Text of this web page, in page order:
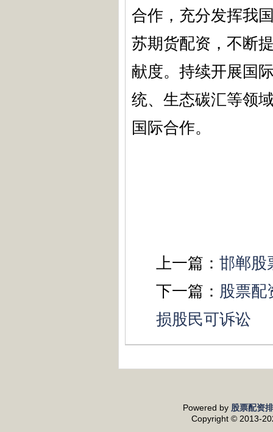
合作，充分发挥我
苏期货配资，不断
献度。持续开展国
统、生态碳汇等领
国际合作。
上一篇： 邯郸股
下一篇： 股票配
损股民可诉讼
Powered by 股票配资
Copyright © 2013-